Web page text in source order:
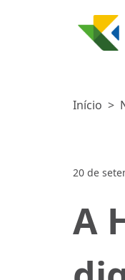
Início >
20 de
A